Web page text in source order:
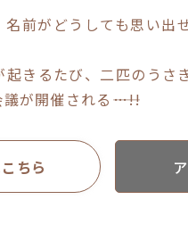
前がどうしても思い出
きるたび、二匹のうさ
が開催される――…!!
ちら